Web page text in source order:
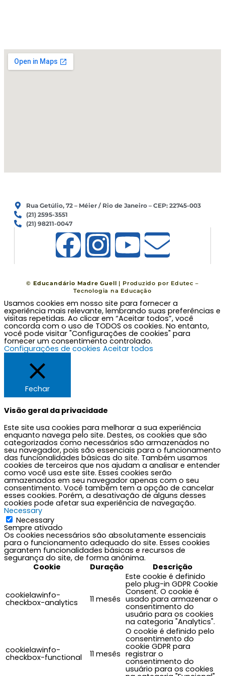
m
Rua Getúlio, 72 – Méier / Rio de Janeiro – CEP: 22745-003
(21) 2595-3551
(21) 98211-0047
F
a
c
e
b
o
k
I
n
s
t
a
a
m
Y
o
u
t
u
E
n
v
e
l
e
©Educandário Madre Guell | Produzido por Edutec –
Tecnologia na Educação
Usamos cookies em nosso site para fornecer a
experiência mais relevante, lembrando suas preferências e
visitas repetidas. Ao clicar em “Aceitar todos”, você
concorda com o uso de TODOS os cookies. No entanto,
você pode visitar "Configurações de cookies" para
fornecer um consentimento controlado.
Configurações de cookies Aceitar todos
Fechar
Visão geral da privacidade
Este site usa cookies para melhorar a sua experiência
enquanto navega pelo site. Destes, os cookies que são
categorizados como necessários são armazenados no
seu navegador, pois são essenciais para o funcionamento
das funcionalidades básicas do site. Também usamos
cookies de terceiros que nos ajudam a analisar e entender
como você usa este site. Esses cookies serão
armazenados em seu navegador apenas com o seu
consentimento. Você também tem a opção de cancelar
esses cookies. Porém, a desativação de alguns desses
cookies pode afetar sua experiência de navegação.
Necessary
Necessary
Sempre ativado
Os cookies necessários são absolutamente essenciais
para o funcionamento adequado do site. Esses cookies
garantem funcionalidades básicas e recursos de
segurança do site, de forma anônima.
Cookie
Duração Descrição
cookielawinfo-
checkbox-analytics 11 mesês
Este cookie é definido
pelo plug-in GDPR Cookie
Consent. O cookie é
usado para armazenar o
consentimento do
usuário para os cookies
na categoria "Analytics".
cookielawinfo-
checkbox-functional 11 mesês
O cookie é definido pelo
consentimento do
cookie GDPR para
registrar o
consentimento do
usuário para os cookies